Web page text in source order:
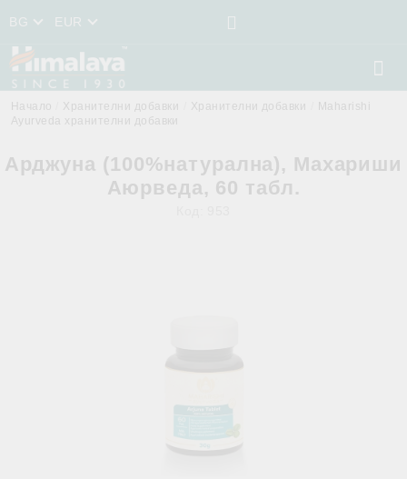
BG EUR
Начало Хранителни добавки Хранителни добавки
Maharishi
Ayurveda хранителни добавки
Арджуна (100%натурална), Махариши
Аюрведа, 60 табл.